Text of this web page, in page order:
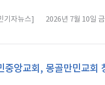
기자뉴스] 2026년 7월 10일
중앙교회, 몽골만민교회